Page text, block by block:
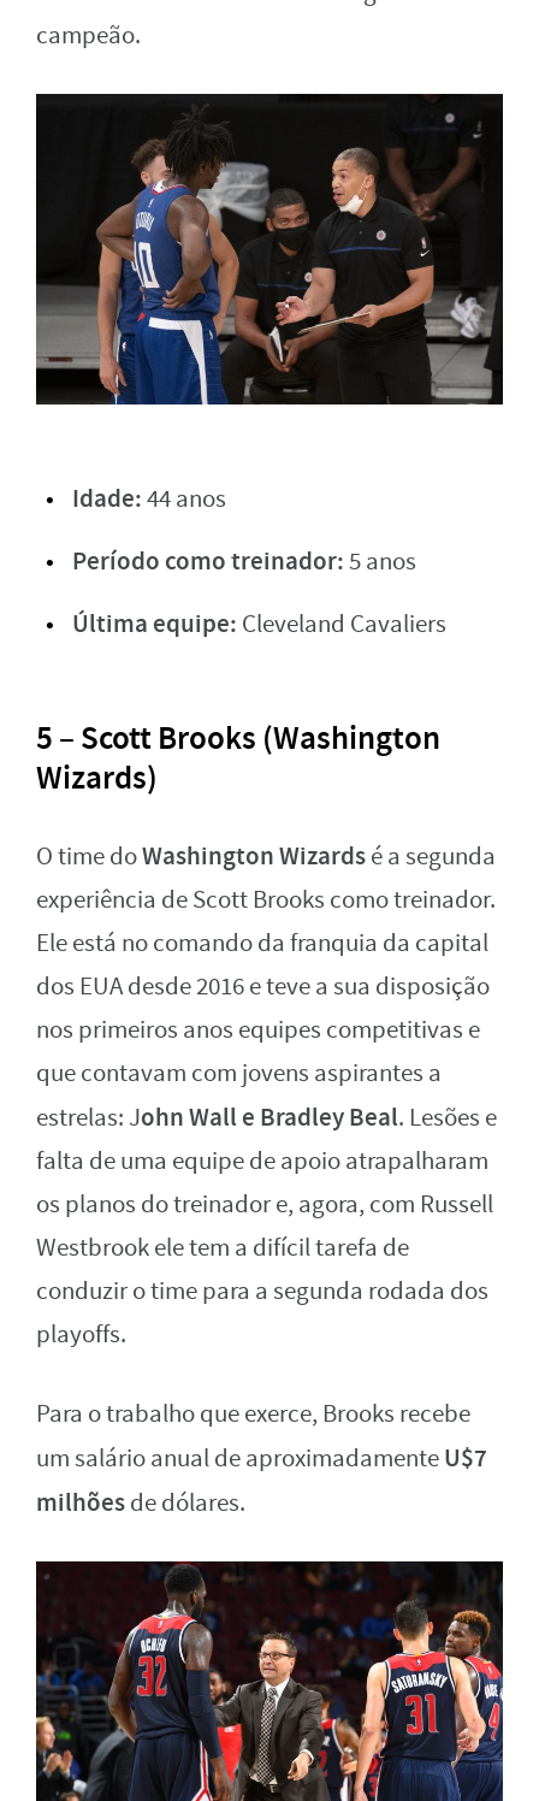
campeão.
Idade:44 anos
Período como treinador:5 anos
Última equipe: Cleveland Cavaliers
5 – Scott Brooks (Washington
Wizards)
O time doWashington Wizardsé a segunda
experiência de Scott Brooks como treinador.
Ele está no comando da franquia da capital
dos EUA desde 2016 e teve a sua disposição
nos primeiros anos equipes competitivas e
que contavam com jovens aspirantes a
estrelas: John Wall e Bradley Beal. Lesões e
falta de uma equipe de apoio atrapalharam
os planos do treinador e, agora, com Russell
Westbrook ele tem a difícil tarefa de
conduzir o time para a segunda rodada dos
playoffs.
Para o trabalho que exerce, Brooks recebe
um salário anual de aproximadamenteU$7
milhõesde dólares.